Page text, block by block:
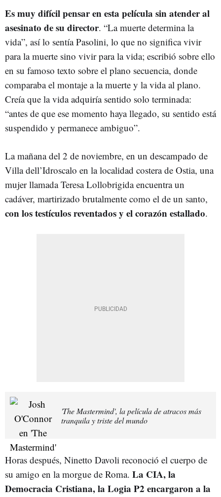
Es muy difícil pensar en esta película sin atender al
asesinato de su director. “La muerte determina la
vida”, así lo sentía Pasolini, lo que no significa vivir
para la muerte sino vivir para la vida; escribió sobre ello
en su famoso texto sobre el plano secuencia, donde
comparaba el montaje a la muerte y la vida al plano.
Creía que la vida adquiría sentido solo terminada:
“antes de que ese momento haya llegado, su sentido está
suspendido y permanece ambiguo”.
La mañana del 2 de noviembre, en un descampado de
Villa dell’Idroscalo en la localidad costera de Ostia, una
mujer llamada Teresa Lollobrigida encuentra un
cadáver, martirizado brutalmente como el de un santo,
con los testículos reventados y el corazón estallado.
'The Mastermind', la película de atracos más
tranquila y triste del mundo
Horas después, Ninetto Davoli reconoció el cuerpo de
su amigo en la morgue de Roma. La CIA, la
Democracia Cristiana, la Logia P2 encargaron a la